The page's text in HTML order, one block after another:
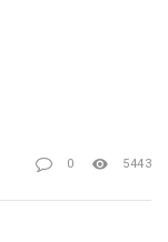
0 5443